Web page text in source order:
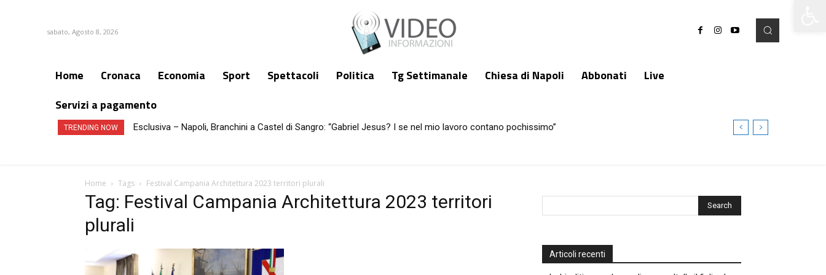
sabato, Agosto 8, 2026
Home Cronaca Economia Sport Spettacoli Politica Tg Settimanale Chiesa di Napoli Abbonati
Live
Servizi a pagamento
TRENDING NOW Esclusiva – Napoli, Branchini a Castel di Sangro: “Gabriel Jesus? I se nel mio lavoro contano pochissimo”
Home Tags Festival Campania Architettura 2023 territori plurali
Tag: Festival Campania Architettura 2023 territori
plurali
Articoli recenti